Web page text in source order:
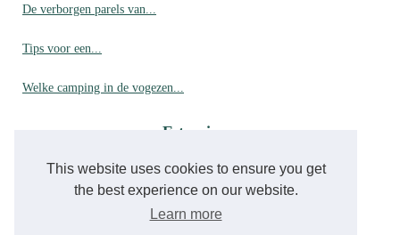
This website uses cookies to ensure you get
the best experience on our website.
Learn more
De verborgen parels van...
Tips voor een...
Welke camping in de vogezen...
E-toerisme
Top 7 bezienswaardigheden in...